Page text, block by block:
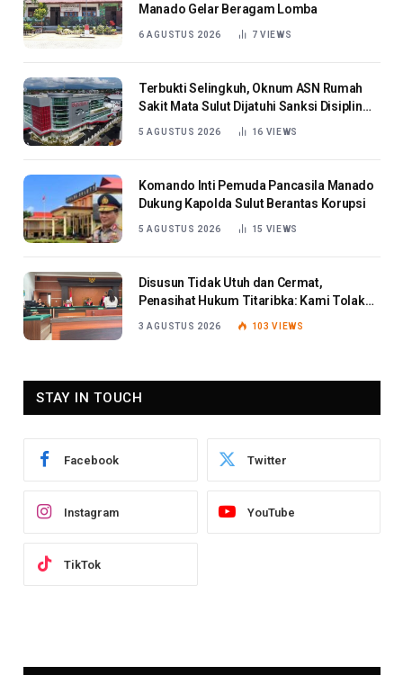
Manado Gelar Beragam Lomba
6 AGUSTUS 2026 7 VIEWS
Terbukti Selingkuh, Oknum ASN Rumah
Sakit Mata Sulut Dijatuhi Sanksi Disiplin
Berat
5 AGUSTUS 2026 16 VIEWS
Komando Inti Pemuda Pancasila Manado
Dukung Kapolda Sulut Berantas Korupsi
5 AGUSTUS 2026 15 VIEWS
Disusun Tidak Utuh dan Cermat,
Penasihat Hukum Titaribka: Kami Tolak
Tanggapan Jaksa
3 AGUSTUS 2026 103VIEWS
STAY IN TOUCH
Facebook Twitter
Instagram YouTube
TikTok